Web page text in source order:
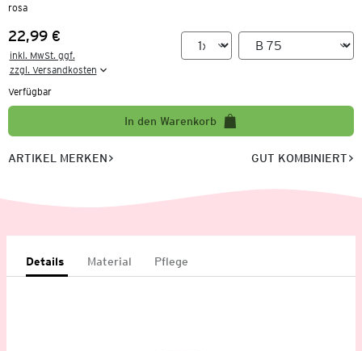
rosa
Preis:
22,99 €
inkl. MwSt. ggf.
zzgl. Versandkosten
Verfügbar
In den Warenkorb
ARTIKEL MERKEN GUT KOMBINIERT
Details Material Pflege